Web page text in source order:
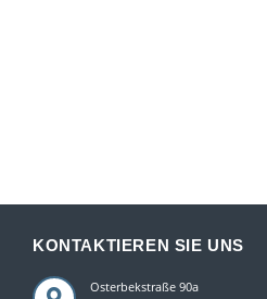
KONTAKTIEREN SIE UNS
Osterbekstraße 90a